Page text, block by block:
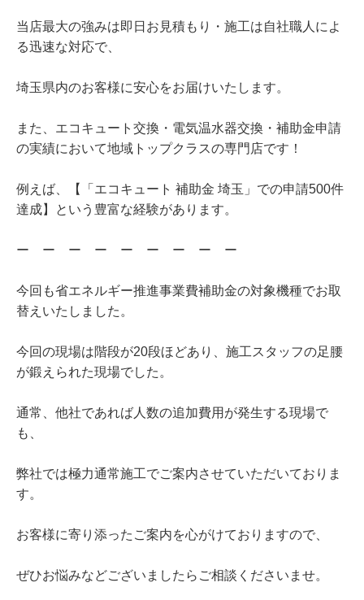
当店最大の強みは即日お見積もり・施工は自社職人によ
る迅速な対応で、
埼玉県内のお客様に安心をお届けいたします。
また、エコキュート交換・電気温水器交換・補助金申請
の実績において地域トップクラスの専門店です！
例えば、【「エコキュート 補助金 埼玉」での申請500件
達成】という豊富な経験があります。
ー ー ー ー ー ー ー ー ー
今回も省エネルギー推進事業費補助金の対象機種でお取
替えいたしました。
今回の現場は階段が20段ほどあり、施工スタッフの足腰
が鍛えられた現場でした。
通常、他社であれば人数の追加費用が発生する現場で
も、
弊社では極力通常施工でご案内させていただいておりま
す。
お客様に寄り添ったご案内を心がけておりますので、
ぜひお悩みなどございましたらご相談くださいませ。